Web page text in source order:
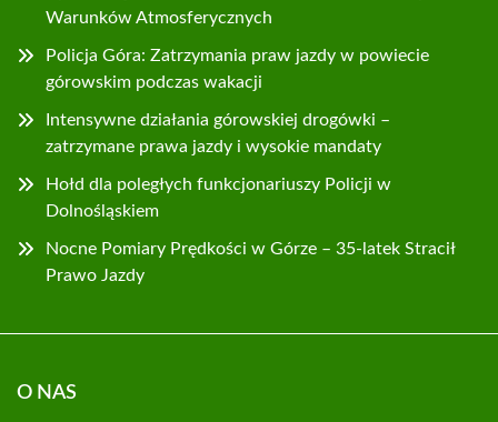
Warunków Atmosferycznych
Policja Góra: Zatrzymania praw jazdy w powiecie
górowskim podczas wakacji
Intensywne działania górowskiej drogówki –
zatrzymane prawa jazdy i wysokie mandaty
Hołd dla poległych funkcjonariuszy Policji w
Dolnośląskiem
Nocne Pomiary Prędkości w Górze – 35-latek Stracił
Prawo Jazdy
O NAS